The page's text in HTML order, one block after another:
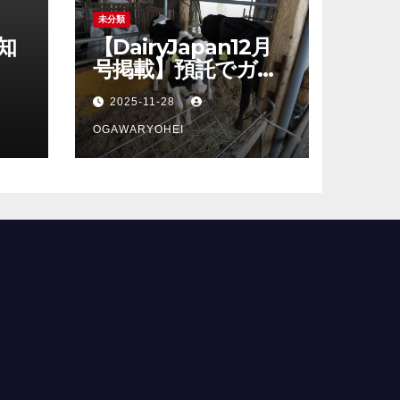
未分類
【DairyJapan12月
号掲載】預託でガッ
カリしないシリー
ズ、最終回！
2025-11-28
OGAWARYOHEI